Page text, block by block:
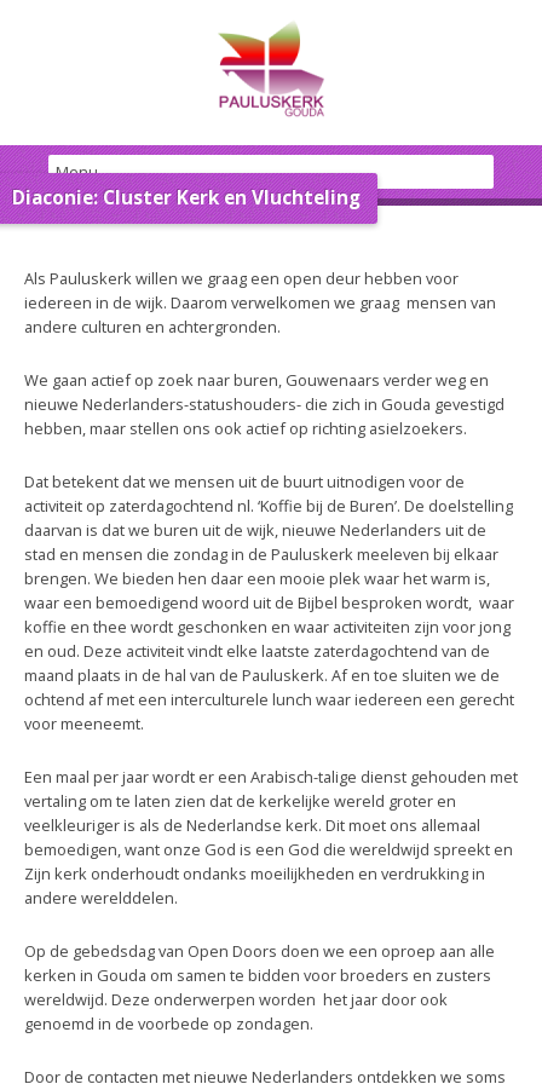
Diaconie: Cluster Kerk en Vluchteling
Als Pauluskerk willen we graag een open deur hebben voor
iedereen in de wijk. Daarom verwelkomen we graag mensen van
andere culturen en achtergronden.
We gaan actief op zoek naar buren, Gouwenaars verder weg en
nieuwe Nederlanders-statushouders- die zich in Gouda gevestigd
hebben, maar stellen ons ook actief op richting asielzoekers.
Dat betekent dat we mensen uit de buurt uitnodigen voor de
activiteit op zaterdagochtend nl. ‘Koffie bij de Buren’. De doelstelling
daarvan is dat we buren uit de wijk, nieuwe Nederlanders uit de
stad en mensen die zondag in de Pauluskerk meeleven bij elkaar
brengen. We bieden hen daar een mooie plek waar het warm is,
waar een bemoedigend woord uit de Bijbel besproken wordt, waar
koffie en thee wordt geschonken en waar activiteiten zijn voor jong
en oud. Deze activiteit vindt elke laatste zaterdagochtend van de
maand plaats in de hal van de Pauluskerk. Af en toe sluiten we de
ochtend af met een interculturele lunch waar iedereen een gerecht
voor meeneemt.
Een maal per jaar wordt er een Arabisch-talige dienst gehouden met
vertaling om te laten zien dat de kerkelijke wereld groter en
veelkleuriger is als de Nederlandse kerk. Dit moet ons allemaal
bemoedigen, want onze God is een God die wereldwijd spreekt en
Zijn kerk onderhoudt ondanks moeilijkheden en verdrukking in
andere werelddelen.
Op de gebedsdag van Open Doors doen we een oproep aan alle
kerken in Gouda om samen te bidden voor broeders en zusters
wereldwijd. Deze onderwerpen worden het jaar door ook
genoemd in de voorbede op zondagen.
Door de contacten met nieuwe Nederlanders ontdekken we soms